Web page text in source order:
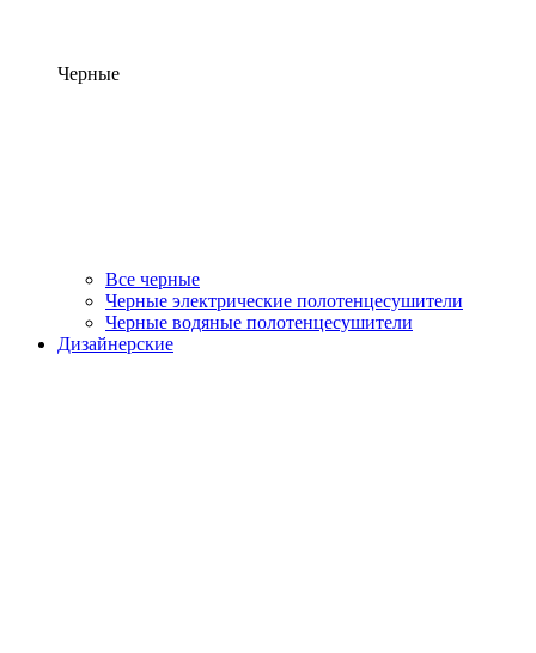
Черные
Все черные
Черные электрические полотенцесушители
Черные водяные полотенцесушители
Дизайнерские